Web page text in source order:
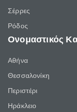
Σέρρες
Ρόδος
Ονομαστικός
Αθήνα
Θεσσαλονίκη
Περιστέρι
Ηράκλειο